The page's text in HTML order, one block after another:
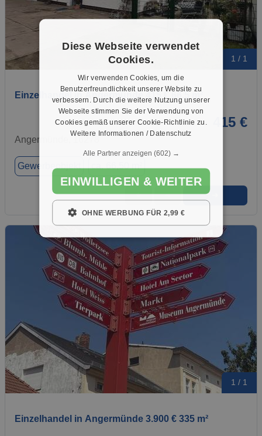
1 / 1
Einzelhandel in Angermünde 415 € 66.5 m²
415 €
Angermünde, 16278
Gewerbeobjekt ca. 66,50 m²
★ ➦
1 / 1
Einzelhandel in Angermünde 3.900 € 335 m²
Diese Webseite verwendet
Cookies.
Wir verwenden Cookies, um die
Benutzerfreundlichkeit unserer Website zu
verbessern. Durch die weitere Nutzung unserer
Webseite stimmen Sie der Verwendung von
Cookies gemäß unserer Cookie-Richtlinie zu.
Weitere Informationen / Datenschutz
Alle Partner anzeigen (602) →
EINWILLIGEN & WEITER
OHNE WERBUNG FÜR 2,99 €